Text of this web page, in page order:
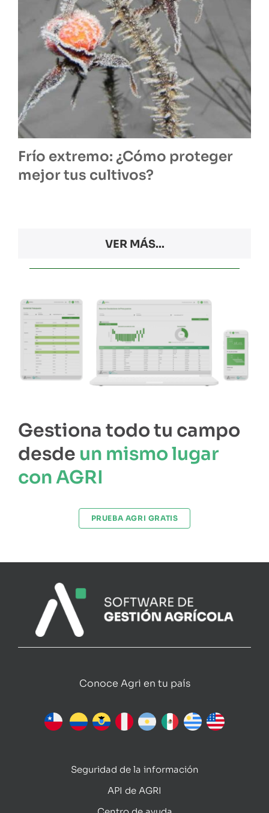
Frío extremo: ¿Cómo proteger
mejor tus cultivos?
VER MÁS...
Gestiona todo tu campo
desde un mismo lugar
con AGRI
PRUEBA AGRI GRATIS
Conoce Agri en tu país
Seguridad de la información
API de AGRI